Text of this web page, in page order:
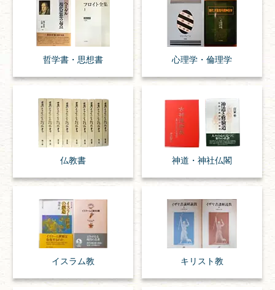
哲学書・思想書 心理学・倫理学
仏教書 神道・神社仏閣
イスラム教 キリスト教